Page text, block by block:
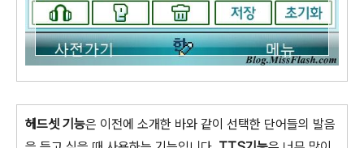
헤드셋 기능은 이전에 소개한 바와 같이 선택한 단어들의 발음